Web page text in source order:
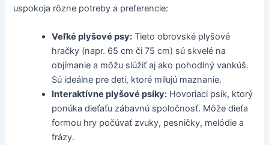
uspokoja rôzne potreby a preferencie:
Veľké plyšové psy: Tieto obrovské plyšové
hračky (napr. 65 cm či 75 cm) sú skvelé na
objímanie a môžu slúžiť aj ako pohodlný vankúš.
Sú ideálne pre deti, ktoré milujú maznanie.
Interaktívne plyšové psíky: Hovoriaci psík, ktorý
ponúka dieťaťu zábavnú spoločnosť. Môže dieťa
formou hry počúvať zvuky, pesničky, melódie a
frázy.